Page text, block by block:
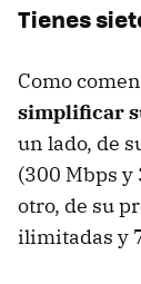
Tienes
Como
simplificar
un lado, de
(300 Mbps y
otro, de su
ilimitadas y